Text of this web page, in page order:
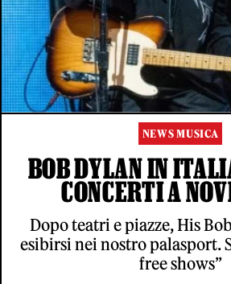
NEWS MUSICA
BOB DYLAN IN
CONCERTI A
Dopo teatri e piazze, His
esibirsi nei nostro palasport.
free shows”